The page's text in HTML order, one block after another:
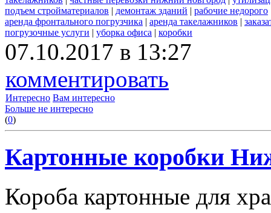
подъем стройматериалов | демонтаж зданий | рабочие недорого
аренда фронтального погрузчика | аренда такелажников |
погрузочные услуги | уборка офиса | коробки
07.10.2017 в 13:27
комментировать
Интересно Вам интересно
Больше не интересно
(0)
Картонные коробки
Короба картонные для